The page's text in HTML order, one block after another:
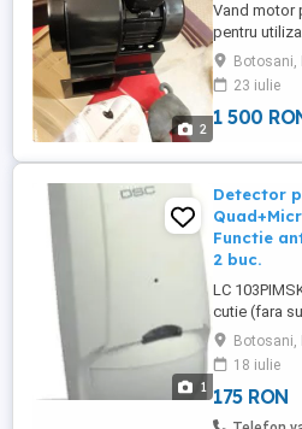
2
Vand motor
pentru
alimentare
kg,produs
Botosani,
23 iulie
1 500
1
Detector
Functie
2 buc.
LC
cutie (fara
afisat per
Quad +
masking (la
mici (pana
microstrip
Botosani,
18 iulie
175 RON